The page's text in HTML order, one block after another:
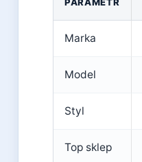
Marka
Model
Styl
Top sklep